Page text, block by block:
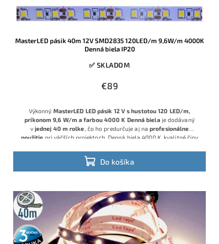
MasterLED pásik 40m 12V SMD2835 120LED/m 9,6W/m 4000K
Denná biela IP20
✅ SKLADOM
€89
Do košíka
Výkonný MasterLED LED pásik 12 V s hustotou 120 LED/m,
príkonom 9,6 W/m a farbou 4000 K Denná bielaje dodávaný
v jednej 40 m rolke, čo ho predurčuje aj naprofesionálne
použitie pri väčších projektoch. Denná biela 4000 K, kvalitné čipy
interiérových priestorov s možnosťou stmievania.
40m
rolka
3 roky
záruka